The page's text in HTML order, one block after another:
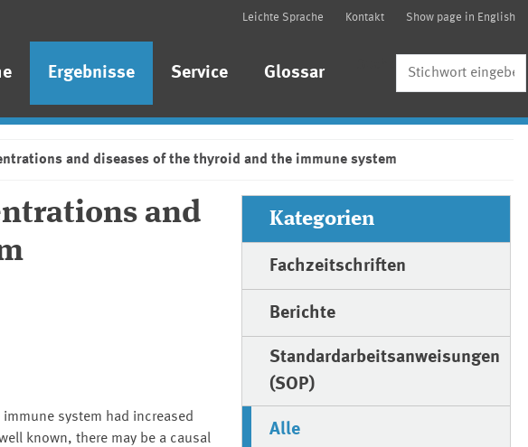
Leichte Sprache Kontakt Show page in English
Ergebnisse Service Glossar
and diseases of the thyroid and the immune system
and
system had increased
known, there may be a causal
Kategorien
Fachzeitschriften
Berichte
Standardarbeitsanweisungen
(SOP)
Alle